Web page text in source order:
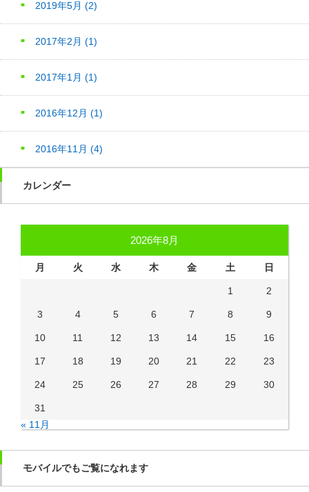
2019年5月 (2)
2017年2月 (1)
2017年1月 (1)
2016年12月 (1)
2016年11月 (4)
カレンダー
2026年8月
月 火 水 木 金 土 日
1 2
3 4 5 6 7 8 9
10 11 12 13 14 15 16
17 18 19 20 21 22 23
24 25 26 27 28 29 30
31
« 11月
モバイルでもご覧になれます